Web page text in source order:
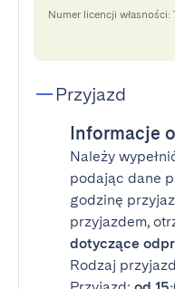
Numer licencji
Przyjazd
Informacje
Należy
podając dane
godzinę
przyjazdem,
dotyczące
Rodzaj